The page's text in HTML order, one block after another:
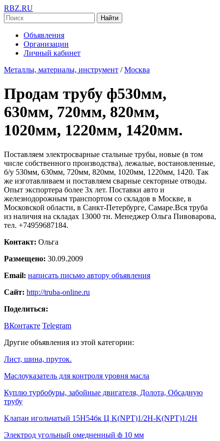
RBZ.RU
Найти
Объявления
Организации
Личный кабинет
Металлы, материалы, инструмент / Москва
Продам трубу ф530мм,
630мм, 720мм, 820мм,
1020мм, 1220мм, 1420мм.
Поставляем электросварные стальные трубы, новые (в том
числе собственного производства), лежалые, востановленные,
б/у 530мм, 630мм, 720мм, 820мм, 1020мм, 1220мм, 1420. Так
же изготавливаем и поставляем сварные секторные отводы.
Опыт экспортера более 3х лет. Поставки авто и
железнодорожным транспортом со складов в Москве, в
Московской области, в Санкт-Петербурге, Самаре.Вся труба
из наличия на складах 13000 тн. Менеджер Ольга Пивоварова,
тел. +74959687184.
Контакт: Ольга
Размещено: 30.09.2009
Email: написать письмо автору объявления
Сайт: http://truba-online.ru
Поделиться:
ВКонтакте Telegram
Другие объявления из этой категории:
Лист, шина, пруток.
Маслоуказатель для контроля уровня масла
Куплю турбобуры, забойные двигателя, Долота, Обсадную
трубу
Клапан игольчатый 15H54бк Ц K(NPT)1/2H-K(NPT)1/2H
Электрод угольный омедненный ф 10 мм